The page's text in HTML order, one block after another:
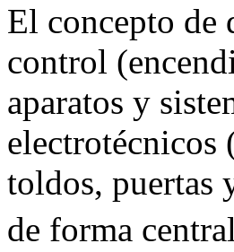
El concepto de
control
aparatos y
toldos, puertas
de forma